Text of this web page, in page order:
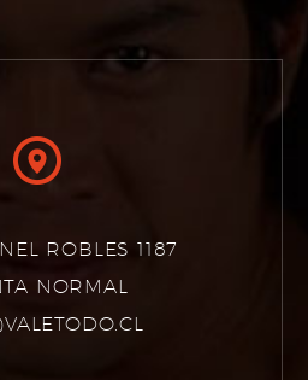


ROBLES 1187
NORMAL